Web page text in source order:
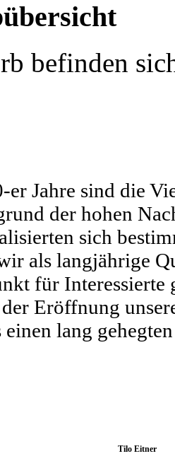
befinden
er Jahre sind die
der hohen
sich
als langjährige
für Interessierte
Eröffnung
lang
Tilo Eitner